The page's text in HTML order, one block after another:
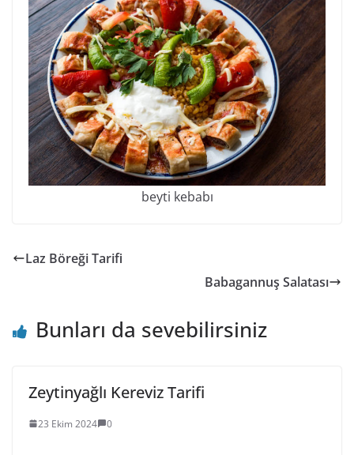
beyti kebabı
Laz Böreği Tarifi
Babagannuş Salatası
Bunları da sevebilirsiniz
Zeytinyağlı Kereviz Tarifi
23 Ekim 2024 0